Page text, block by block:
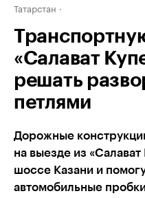
Татарстан
«Салават
решать
петлями
Дорожные
на выезде из
шоссе Казани и
автомобильные